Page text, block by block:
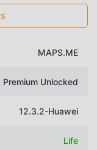
MAPS.ME
Premium Unlocked
12.3.2-Huawei
Life